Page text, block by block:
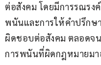
ต่อสังคม โดยมีการรณรง
พนันและการให้คำปรึกษ
ผิดชอบต่อสังคม ตลอดจ
การพนันที่ผิดกฎหมายมา